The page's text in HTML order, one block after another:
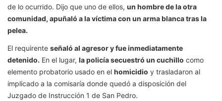
de lo ocurrido. Dijo que uno de ellos, un hombre de la otra
comunidad, apuñaló a la víctima con un arma blanca tras la
pelea.
El requirente señaló al agresor y fue inmediatamente
detenido. En el lugar, la policía secuestró un cuchillo como
elemento probatorio usado en el homicidio y trasladaron al
implicado a la comisaría donde quedó a disposición del
Juzgado de Instrucción 1 de San Pedro.